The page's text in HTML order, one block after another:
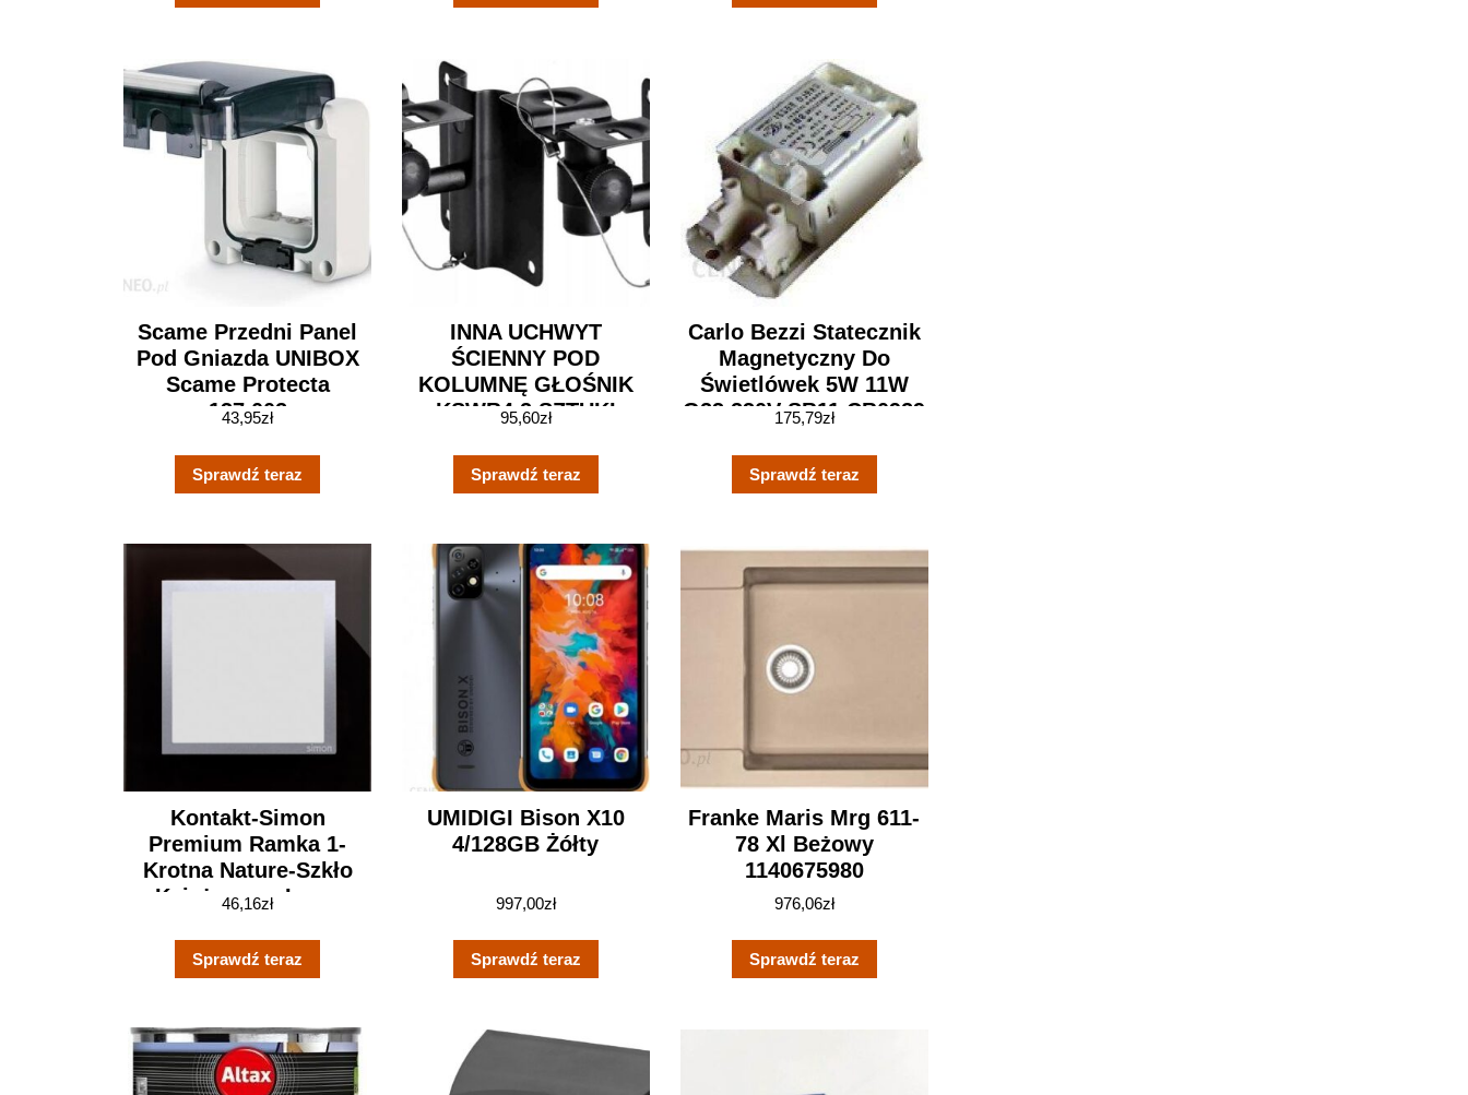
Scame Przedni Panel
Pod Gniazda UNIBOX
Scame Protecta
137.002
43,95zł
Sprawdź teraz
INNA UCHWYT
ŚCIENNY POD
KOLUMNĘ GŁOŚNIK
KSWB4 2 SZTUKI
95,60zł
Sprawdź teraz
Carlo Bezzi Statecznik
Magnetyczny Do
Świetlówek 5W 11W
G23 230V SB11 CB0929
175,79zł
Sprawdź teraz
Kontakt-Simon
Premium Ramka 1-
Krotna Nature-Szkło
Księżycowa Lawa
46,16zł
Sprawdź teraz
UMIDIGI Bison X10
4/128GB Żółty
997,00zł
Sprawdź teraz
Franke Maris Mrg 611-
78 Xl Beżowy
1140675980
976,06zł
Sprawdź teraz